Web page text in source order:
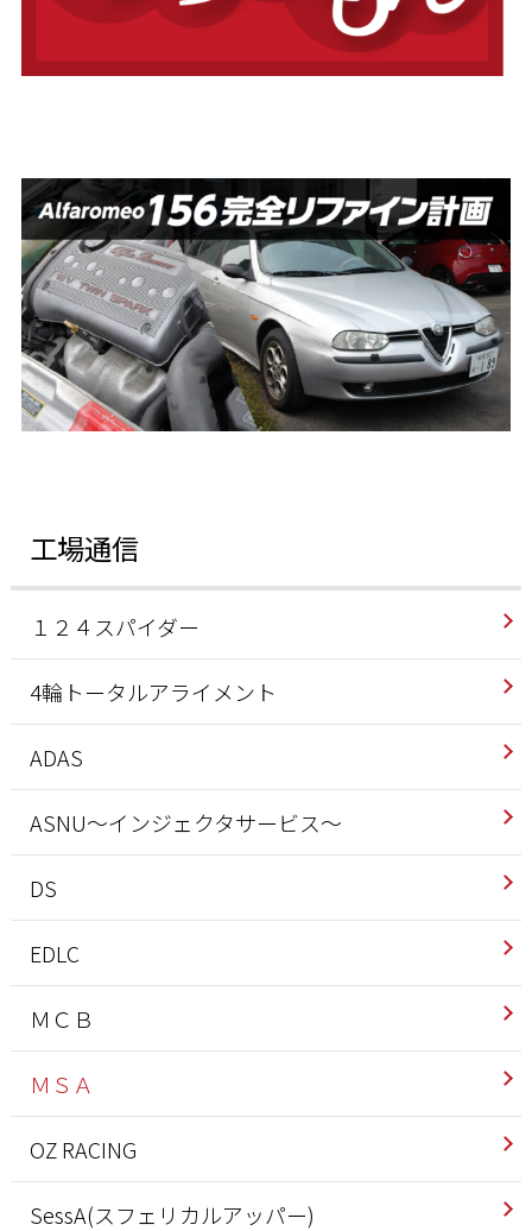
工場通信
１２４スパイダー
4輪トータルアライメント
ADAS
ASNU～インジェクタサービス～
DS
EDLC
ＭＣＢ
ＭＳＡ
OZ RACING
SessA(スフェリカルアッパー)